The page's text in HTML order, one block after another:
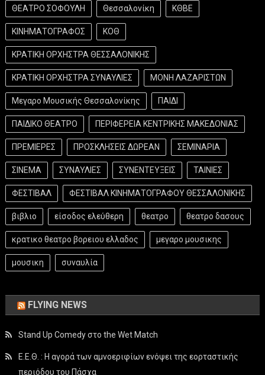
ΘΕΑΤΡΟ ΣΟΦΟΥΛΗ Θεσσαλονίκη ΚΘΒΕ
ΚΙΝΗΜΑΤΟΓΡΑΦΟΣ ΚΟΘ
ΚΡΑΤΙΚΗ ΟΡΧΗΣΤΡΑ ΘΕΣΣΑΛΟΝΙΚΗΣ
ΚΡΑΤΙΚΗ ΟΡΧΗΣΤΡΑ ΣΥΝΑΥΛΙΕΣ ΜΟΝΗ ΛΑΖΑΡΙΣΤΩΝ
Μεγαρο Μουσικής Θεσσαλονίκης ΠΑΙΔΙ
ΠΑΙΔΙΚΟ ΘΕΑΤΡΟ ΠΕΡΙΦΕΡΕΙΑ ΚΕΝΤΡΙΚΗΣ ΜΑΚΕΔΟΝΙΑΣ
ΠΡΕΜΙΕΡΕΣ ΠΡΟΣΚΛΗΣΕΙΣ ΔΩΡΕΑΝ ΣΕΜΙΝΑΡΙΑ
ΣΙΝΕΜΑ ΣΥΝΑΥΛΙΕΣ ΣΥΝΕΝΤΕΥΞΕΙΣ ΤΑΙΝΙΕΣ
ΦΕΣΤΙΒΑΛ ΦΕΣΤΙΒΑΛ ΚΙΝΗΜΑΤΟΓΡΑΦΟΥ ΘΕΣΣΑΛΟΝΙΚΗΣ
βιβλιο είσοδος ελεύθερη θεατρο θεατρο δασους
κρατικο θεατρο βορειου ελλαδος μεγαρο μουσικης
μουσικη συναυλία
FLYING NEWS
Stand Up Comedy στο the Wet Match
Ε.Ε.Θ. : Η αγορά των αμνοεριφίων ενόψει της εορταστικής
περιόδου του Πάσχα